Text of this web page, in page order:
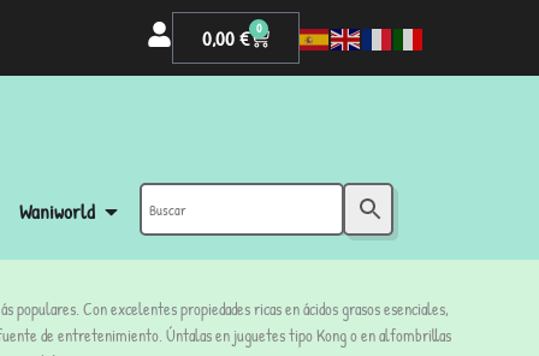
0,00€ 0
Waniworld
populares. Con excelentes propiedades ricas en ácidos grasos esenciales,
de entretenimiento. Úntalas en juguetes tipo Kong o en alfombrillas